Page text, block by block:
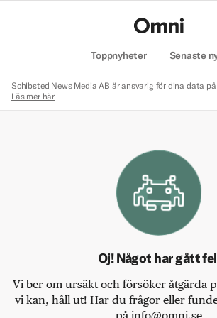
Toppnyheter Senaste
Schibsted News Media AB är ansvarig för dina data
Läs mer här
Oj! Något har gått
Vi ber om ursäkt och försöker åtgärda
vi kan, håll ut! Har du frågor eller